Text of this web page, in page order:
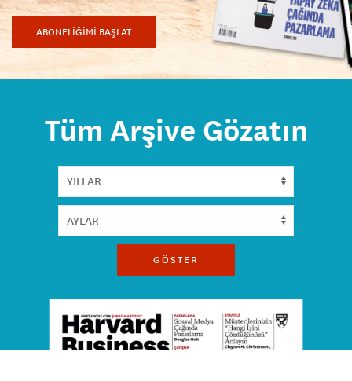
ABONELİĞİMİ BAŞLAT
Tüm Arşive Gözatın
GÖSTER